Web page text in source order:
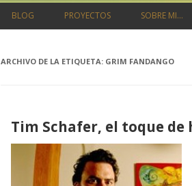
BLOG PROYECTOS SOBRE MI…
ARCHIVO DE LA ETIQUETA: GRIM FANDANGO
Tim Schafer, el toque de